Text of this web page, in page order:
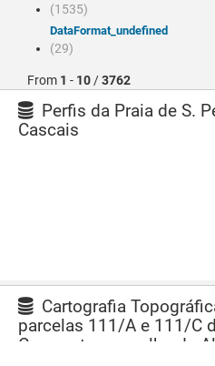
(1535)
dataFormat_undefined
(29)
From 1 - 10 /3762
Perfis da Praia de S.
Cascais
Cartografia
parcelas 111/A e 111/C
Comporta, concelho de